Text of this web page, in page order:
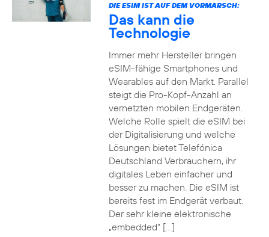
DIE ESIM IST AUF DEM VORMARSCH:
Das kann die
Technologie
Immer mehr Hersteller bringen
eSIM-fähige Smartphones und
Wearables auf den Markt. Parallel
steigt die Pro-Kopf-Anzahl an
vernetzten mobilen Endgeräten.
Welche Rolle spielt die eSIM bei
der Digitalisierung und welche
Lösungen bietet Telefónica
Deutschland Verbrauchern, ihr
digitales Leben einfacher und
besser zu machen. Die eSIM ist
bereits fest im Endgerät verbaut.
Der sehr kleine elektronische
„embedded“ […]